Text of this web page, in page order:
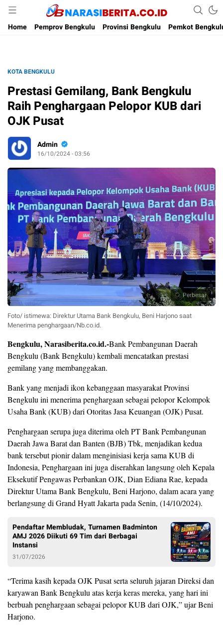
Narasi Berita
Home
Pemprov Bengkulu Provinsi Bengkulu Pemkot
KOTA BENGKULU
Prestasi Gemilang, Bank Bengkulu
Raih Penghargaan Pelopor KUB dari
OJK Pusat
Admin
16/10/2024 - 03:56
Perbesar
Foto/ istimewa: Direktur Utama Bank Bengkulu, Beni Harjono saat
Menerima penghargaan/Nb.co.id.
Bengkulu, Narasiberita.co.id.-Bank Pembangunan Daerah
Bengkulu (Bank Bengkulu) kembali mencatatkan prestasi
gemilang yang membanggakan.
Bank yang menjadi ikon kebanggaan masyarakat Provinsi
Bengkulu ini menerima penghargaan sebagai pelopor Kelompok
Usaha Bank (KUB) dari Otoritas Jasa Keuangan (OJK) Pusat.
Penghargaan serupa juga diterima oleh PT Bank Pembangunan
Daerah Jawa Barat dan Banten (BJB) Tbk, menjadikan kedua
bank tersebut pionir dalam menginisiasi kerja sama KUB di
Indonesia, Penghargaan ini juga diserahkan langsung oleh Kepala
Eksekutif Pengawas Perbankan OJK, Dian Ediana Rae, kepada
Direktur Utama Bank Bengkulu, Beni Harjono, dalam acara yang
berlangsung di Grand Hyatt Jakarta pada Senin, (14/10/2024).
Pendaftar Membludak, Turnamen Badminton
AMJ 2026 Diikuti 69 Tim dari Berbagai
Instansi
31/07/2026
“Terima kasih kepada OJK Pusat serta seluruh jajaran Direksi dan
karyawan Bank Bengkulu atas kerja keras mereka, yang hari ini
berbuah penghargaan sebagai pelopor KUB dari OJK,” ujar Beni
Harjono.